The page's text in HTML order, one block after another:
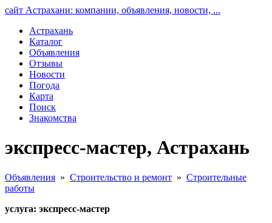
сайт Астрахани: компании, объявления, новости, ...
Астрахань
Каталог
Объявления
Отзывы
Новости
Погода
Карта
Поиск
Знакомства
экспресс-мастер, Астрахань
Объявления » Строительство и ремонт » Строительные
работы
услуга: экспресс-мастер